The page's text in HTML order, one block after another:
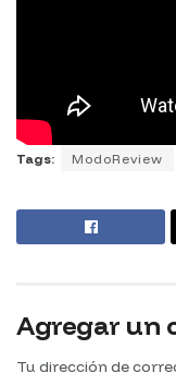
Tags: ModoReview
Agregar un
Tu dirección de